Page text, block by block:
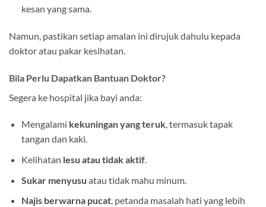
kesan yang sama.
Namun, pastikan setiap amalan ini dirujuk dahulu kepada
doktor atau pakar kesihatan.
Bila Perlu Dapatkan Bantuan Doktor?
Segera ke hospital jika bayi anda:
Mengalami kekuningan yang teruk, termasuk tapak
tangan dan kaki.
Kelihatan lesu atau tidak aktif.
Sukar menyusu atau tidak mahu minum.
Najis berwarna pucat, petanda masalah hati yang lebih